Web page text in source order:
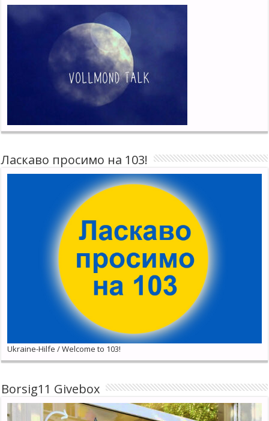
Ласкаво просимо на 103!
Ukraine-Hilfe / Welcome to 103!
Borsig11 Givebox